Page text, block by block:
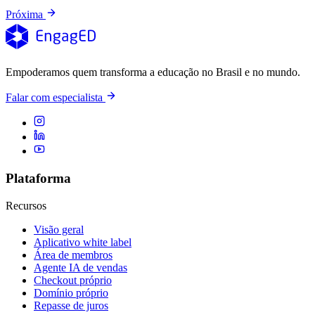
Próxima
Empoderamos quem transforma a educação no Brasil e no mundo.
Falar com especialista
Plataforma
Recursos
Visão geral
Aplicativo white label
Área de membros
Agente IA de vendas
Checkout próprio
Domínio próprio
Repasse de juros